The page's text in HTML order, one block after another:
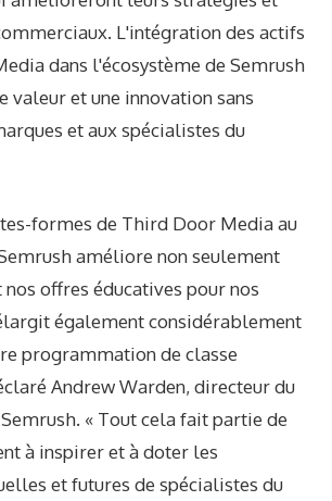
L'intégration des actifs
dans l'écosystème de Semrush
valeur et une innovation sans
et aux spécialistes du
formes de Third Door Media au
améliore non seulement
offres éducatives pour nos
également considérablement
programmation de classe
Andrew Warden, directeur du
« Tout cela fait partie de
à inspirer et à doter les
et futures de spécialistes du